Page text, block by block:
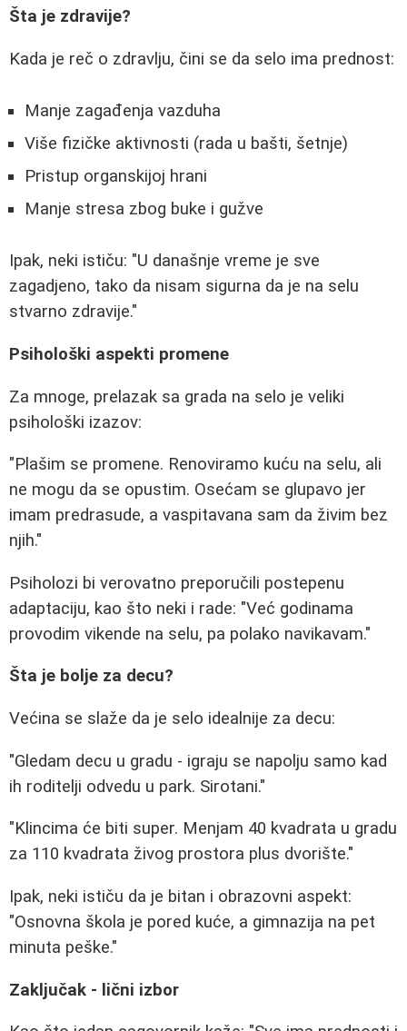
Šta je zdravije?
Kada je reč o zdravlju, čini se da selo ima prednost:
Manje zagađenja vazduha
Više fizičke aktivnosti (rada u bašti, šetnje)
Pristup organskijoj hrani
Manje stresa zbog buke i gužve
Ipak, neki ističu: "U današnje vreme je sve
zagadjeno, tako da nisam sigurna da je na selu
stvarno zdravije."
Psihološki aspekti promene
Za mnoge, prelazak sa grada na selo je veliki
psihološki izazov:
"Plašim se promene. Renoviramo kuću na selu, ali
ne mogu da se opustim. Osećam se glupavo jer
imam predrasude, a vaspitavana sam da živim bez
njih."
Psiholozi bi verovatno preporučili postepenu
adaptaciju, kao što neki i rade: "Već godinama
provodim vikende na selu, pa polako navikavam."
Šta je bolje za decu?
Većina se slaže da je selo idealnije za decu:
"Gledam decu u gradu - igraju se napolju samo kad
ih roditelji odvedu u park. Sirotani."
"Klincima će biti super. Menjam 40 kvadrata u gradu
za 110 kvadrata živog prostora plus dvorište."
Ipak, neki ističu da je bitan i obrazovni aspekt:
"Osnovna škola je pored kuće, a gimnazija na pet
minuta peške."
Zaključak - lični izbor